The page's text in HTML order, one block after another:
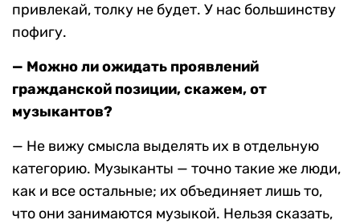
привлекай, толку не будет. У нас большинству
пофигу.
— Можно ли ожидать проявлений
гражданской позиции, скажем, от
музыкантов?
— Не вижу смысла выделять их в отдельную
категорию. Музыканты — точно такие же люди,
как и все остальные; их объединяет лишь то,
что они занимаются музыкой. Нельзя сказать,